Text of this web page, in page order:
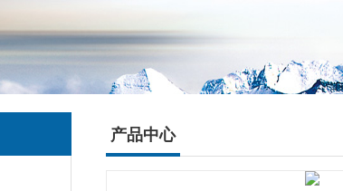
产品中心